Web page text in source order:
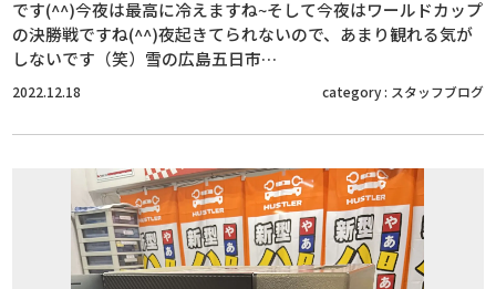
です(^^)今夜は最高に冷えますね~そして今夜はワールドカップ
の決勝戦ですね(^^)夜起きてられないので、あまり観れる気が
しないです（笑）雪の広島五日市…
2022.12.18 category : スタッフブログ